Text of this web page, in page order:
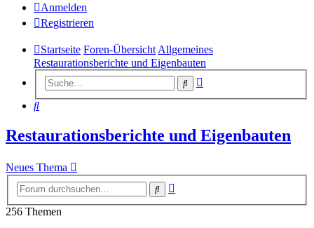
Anmelden
Registrieren
Startseite Foren-Übersicht Allgemeines
Restaurationsberichte und Eigenbauten
Suche
Suche
Restaurationsberichte und Eigenbauten
Neues Thema
Suche
256 Themen